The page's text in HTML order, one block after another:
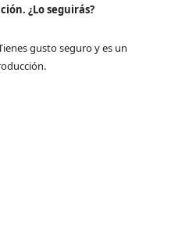
¿Lo seguirás?
gusto seguro y es un